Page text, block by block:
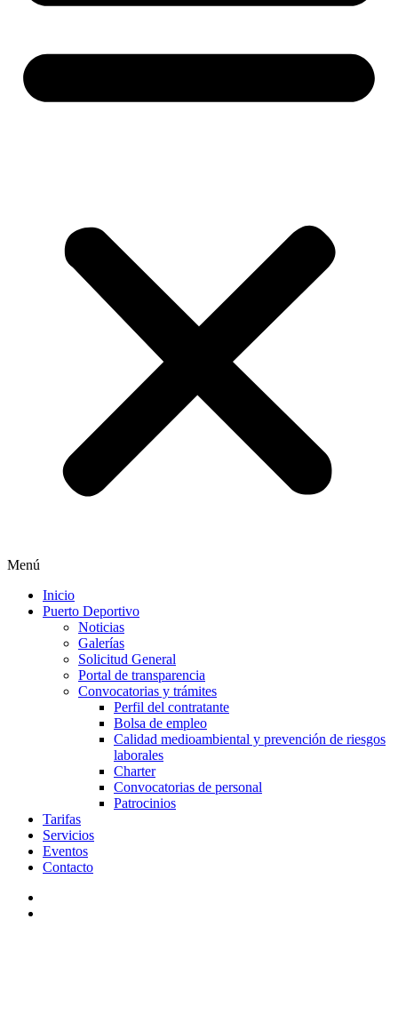
Menú
Inicio
Puerto Deportivo
Noticias
Galerías
Solicitud General
Portal de transparencia
Convocatorias y trámites
Perfil del contratante
Bolsa de empleo
Calidad medioambiental y prevención de riesgos
laborales
Charter
Convocatorias de personal
Patrocinios
Tarifas
Servicios
Eventos
Contacto